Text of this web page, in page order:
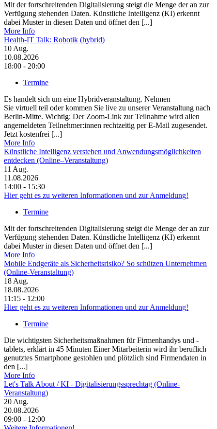
Mit der fortschreitenden Digitalisierung steigt die Menge der an zur
Verfügung stehenden Daten. Künstliche Intelligenz (KI) erkennt
dabei Muster in diesen Daten und öffnet den [...]
More Info
Health-IT Talk: Robotik (hybrid)
10 Aug.
10.08.2026
18:00 - 20:00
Termine
Es handelt sich um eine Hybridveranstaltung. Nehmen
Sie virtuell teil oder kommen Sie live zu unserer Veranstaltung nach
Berlin-Mitte. Wichtig: Der Zoom-Link zur Teilnahme wird allen
angemeldeten Teilnehmer:innen rechtzeitig per E-Mail zugesendet.
Jetzt kostenfrei [...]
More Info
Künstliche Intelligenz verstehen und Anwendungsmöglichkeiten
entdecken (Online–Veranstaltung)
11 Aug.
11.08.2026
14:00 - 15:30
Hier geht es zu weiteren Informationen und zur Anmeldung!
Termine
Mit der fortschreitenden Digitalisierung steigt die Menge der an zur
Verfügung stehenden Daten. Künstliche Intelligenz (KI) erkennt
dabei Muster in diesen Daten und öffnet den [...]
More Info
Mobile Endgeräte als Sicherheitsrisiko? So schützen Unternehmen
(Online-Veranstaltung)
18 Aug.
18.08.2026
11:15 - 12:00
Hier geht es zu weiteren Informationen und zur Anmeldung!
Termine
Die wichtigsten Sicherheitsmaßnahmen für Firmenhandys und -
tablets, erklärt in 45 Minuten Einer Mitarbeiterin wird ihr beruflich
genutztes Smartphone gestohlen und plötzlich sind Firmendaten in
den [...]
More Info
Let's Talk About / KI - Digitalisierungssprechtag (Online-
Veranstaltung)
20 Aug.
20.08.2026
09:00 - 12:00